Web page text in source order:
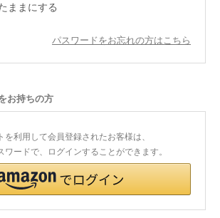
お問い合わせ
ままにする
パスワードをお忘れの方はこちら
お持ちの方
利用して会員登録されたお客様は、
ードで、ログインすることができます。